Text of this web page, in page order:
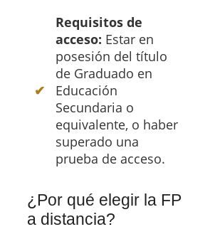
Requisitos de
acceso: Estar en
posesión del título
de Graduado en
Educación
Secundaria o
equivalente, o haber
superado una
prueba de acceso.
¿Por qué elegir la FP
a distancia?